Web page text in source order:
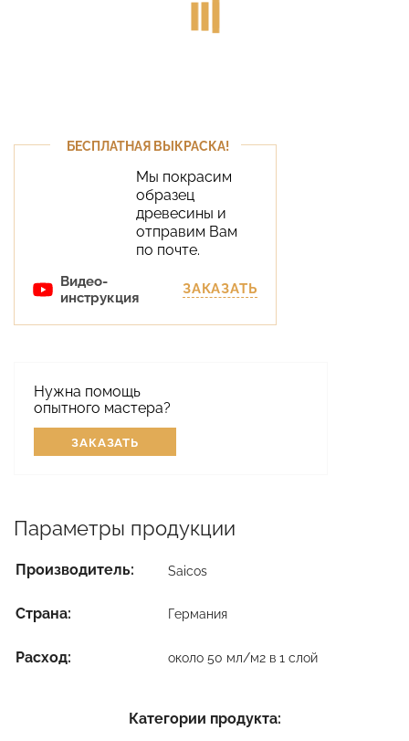
БЕСПЛАТНАЯ ВЫКРАСКА!
Мы покрасим
образец
древесины и
отправим Вам
по почте.
Видео-
инструкция
ЗАКАЗАТЬ
Нужна помощь
опытного мастера?
ЗАКАЗАТЬ
Параметры продукции
Производитель: Saicos
Страна: Германия
Расход: около 50 мл/м2 в 1 слой
Категории продукта: